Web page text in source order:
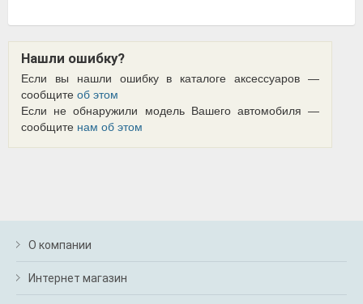
Нашли ошибку?
Если вы нашли ошибку в каталоге аксессуаров —
сообщите об этом
Если не обнаружили модель Вашего автомобиля —
сообщите нам об этом
О компании
Интернет магазин